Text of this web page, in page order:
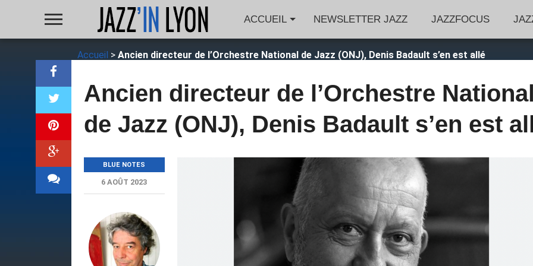
ACCUEIL NEWSLETTER JAZZ JAZZFOCUS
Accueil > Ancien directeur de l’Orchestre National de Jazz (ONJ), Denis Badault s’en est allé
Ancien directeur de l’Orchestre National
de Jazz (ONJ), Denis Badault s’en est
BLUE NOTES
6 AOÛT 2023